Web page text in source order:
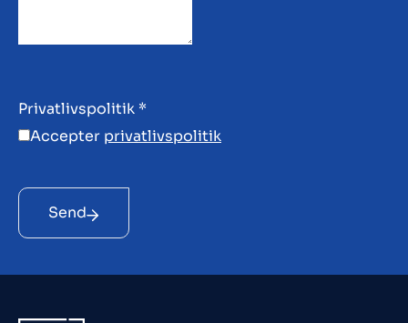
Privatlivspolitik *
Accepter privatlivspolitik
Send